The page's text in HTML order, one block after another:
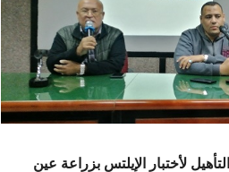
لأختبار الإيلتس بزراعة عين